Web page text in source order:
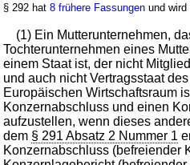
Drittes Buch Handelsbücher
Zweiter Abschnitt
Kapitalgesellschaften
Kommanditgesellschaften
Gesellschaften mit
bestimmte
Zweiter Unterabschnitt
Konzernlagebericht
Erster Titel
§ 292 hat8 frühere Fassungen und
(1) Ein Mutterunternehmen,
Tochterunternehmen eines
einem Staat ist, der nicht
und auch nicht Vertragsstaat
Europäischen Wirtschaftsraum
Konzernabschluss und einen
aufzustellen, wenn dieses
dem § 291 Absatz 2 Nummer 1
Konzernabschluss (befreiender